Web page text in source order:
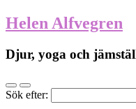
Helen Alfvegren
Djur, yoga och
Sök efter: